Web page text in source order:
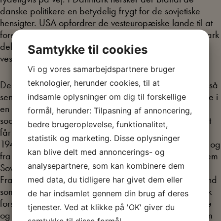
danske politikere en betydelig frygt for de sovjetiske
hensigter. USA opfordrer de vesteuropæiske lande til at
forene sig med USA i et defensivt forbund. Skal Danmark
deltage i et skandinavisk forsvarssamarbejde eller i en
vestlig militærblok?
Den socialdemokratiske statsminister, Hans Hedtoft, er så
sent som i januar 1949 modstander af dansk deltagelse i
en vestlig militæralliance, men året efter ændrer
socialdemokraterne holdning. Begivenheder i udlandet
får afgørende betydning for denne ændring. I februar
1948 foregår der i Tjekkoslovakiet et kommunistisk kup og
fra juni 1948 foregår der i Berlin en konfrontation mellem
Sovjet og vestmagterne. Endvidere er Storbritannien,
Frankrig og Beneluxlandene indgået i et militært forbund
som samarbejder med USA og Canada om et atlantisk
forsvarsforbund. På dette grundlag og fordi de svenske
og norske synspunkter er uforenelige, bliver ideerne om
Samtykke til cookies
Vi og vores samarbejdspartnere bruger
teknologier, herunder cookies, til at
indsamle oplysninger om dig til forskellige
formål, herunder: Tilpasning af annoncering,
bedre brugeroplevelse, funktionalitet,
statistik og marketing. Disse oplysninger
kan blive delt med annoncerings- og
analysepartnere, som kan kombinere dem
med data, du tidligere har givet dem eller
de har indsamlet gennem din brug af deres
tjenester. Ved at klikke på 'OK' giver du